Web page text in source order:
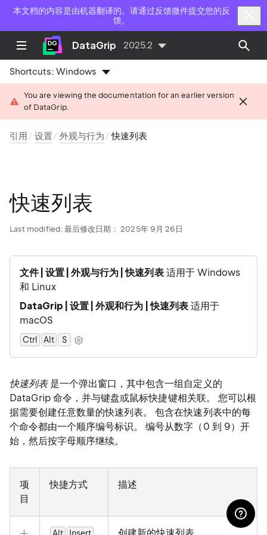
本文档的内容是由机器翻译的。请通过反馈微件提交您的反
馈。
DataGrip 2025.2
Shortcuts:Windows
You are viewing the documentation for an earlier version
of DataGrip.
引用 设置 外观与行为 快速列表
快速列表
Last modified: 最后修改日期： 2025年 9月 26日
文件 | 设置 | 外观与行为 | 快速列表适用于 Windows
和 Linux
DataGrip | 设置 | 外观和行为 | 快速列表适用于
macOS
Ctrl Alt 0
S
快速列表是一个弹出窗口，其中包含一组自定义的
DataGrip 命令，并与键盘或鼠标快捷键相关联。 您可以根
据需要创建任意数量的快速列表。 包含在快速列表中的每
个命令都由一个顺序编号标识。 编号从数字（0 到 9）开
始，然后按字母顺序继续。
项
目
快捷方式 描述